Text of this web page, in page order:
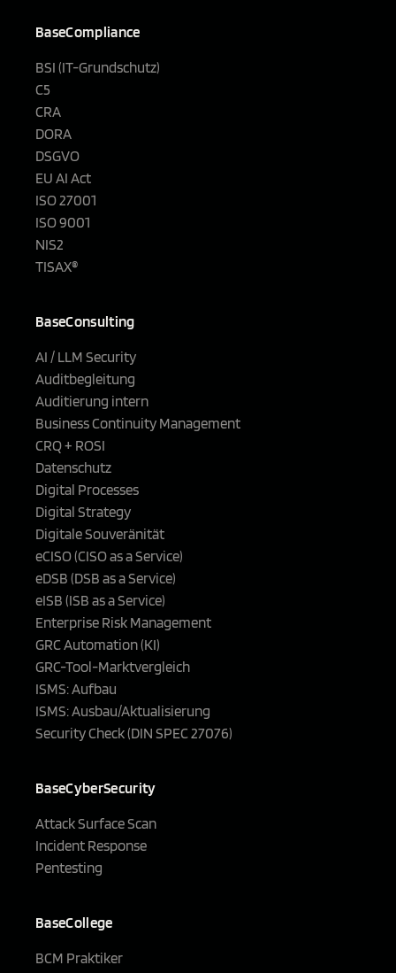
BaseCompliance
BSI (IT-Grundschutz)
C5
CRA
DORA
DSGVO
EU AI Act
ISO 27001
ISO 9001
NIS2
TISAX®
BaseConsulting
AI / LLM Security
Auditbegleitung
Auditierung intern
Business Continuity Management
CRQ + ROSI
Datenschutz
Digital Processes
Digital Strategy
Digitale Souveränität
eCISO (CISO as a Service)
eDSB (DSB as a Service)
eISB (ISB as a Service)
Enterprise Risk Management
GRC Automation (KI)
GRC-Tool-Marktvergleich
ISMS: Aufbau
ISMS: Ausbau/Aktualisierung
Security Check (DIN SPEC 27076)
BaseCyberSecurity
Attack Surface Scan
Incident Response
Pentesting
BaseCollege
BCM Praktiker